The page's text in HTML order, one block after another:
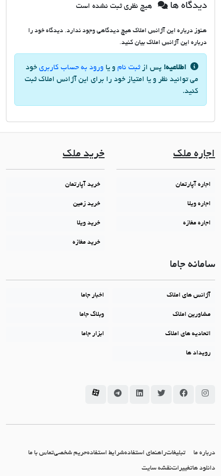
دیدگاه ها هیچ نظری ثبت نشده است
هنوز درباره این آژانس املاک هیچ دیدگاهی وجود ندارد. دیدگاه خود را
درباره این آژانس املاک بیان کنید.
اطلاعیه! پس ازثبت نام و یا ورود به حساب کاربری خود
می توانید نظر و یا امتیاز خود را برای این آژانس املاک ثبت
کنید.
اجاره ملک
اجاره آپارتمان
اجاره ویلا
اجاره مغازه
خرید ملک
خرید آپارتمان
خرید زمین
خرید ویلا
خرید مغازه
سامانه جاما
آژانس های املاک اخبار جاما
مشاورین املاک وبلاگ جاما
اتحادیه های املاک ابزار جاما
رویداد ها
سامانه جاما در اینستاگرام
سامانه جاما در فیسبوک
سامانه جاما در توئیتر
سامانه جاما در لینکداین
سامانه جاما در تلگرام
سامانه جاما در آپارات
درباره ما تبلیغاتراهنمای استفادهشرایط استفادهحریم شخصیتماس با ما
دانلود هاتغییراتنقشه سایت